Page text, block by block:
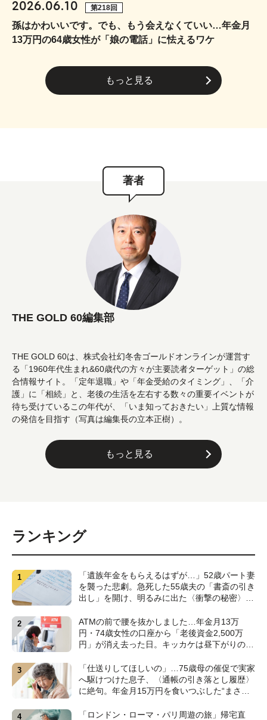
2026.06.10 第218回
孫はかわいいです。でも、もう会えなくていい…年金月
13万円の64歳女性が「娘の電話」に怯えるワケ
もっと見る
著者
THE GOLD 60編集部
THE GOLD 60は、株式会社幻冬舎ゴールドオンラインが運営す
る「1960年代生まれ&60歳代の方々が主要読者ターゲット」の総
合情報サイト。「定年退職」や「年金受給のタイミング」、「介
護」に「相続」と、老後の生活を左右する数々の重要イベントが
待ち受けているこの年代が、「いま知っておきたい」上質な情報
の発信を目指す（写真は編集長の立本正樹）。
もっと見る
ランキング
「遺族年金をもらえるはずが…」52歳パート妻
を襲った悲劇。急死した55歳夫の「書斎の引き
出し」を開け、明るみに出た〈衝撃の秘密〉
ATMの前で腰を抜かしました…年金月13万
円・74歳女性の口座から「老後資金2,500万
円」が消え去った日。キッカケは昼下がりの
「仕送りしてほしいの」…75歳母の催促で実家
へ駆けつけた息子、〈通帳の引き落とし履歴〉
に絶句。年金月15万円を食いつぶした“まさか
「ロンドン・ローマ・パリ周遊の旅」帰宅直